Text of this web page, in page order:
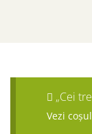
„Cei
Vezi coșul